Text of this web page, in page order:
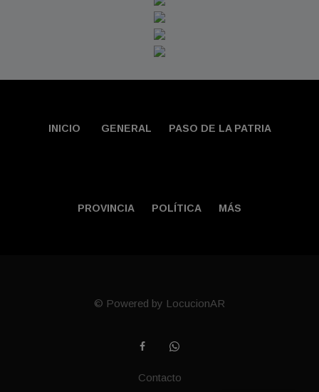
INICIO GENERAL PASO DE LA PATRIA
PROVINCIA POLÍTICA MÁS
© Powered by LocucionAR
Contacto